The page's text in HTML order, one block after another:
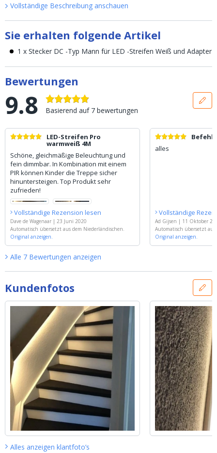
Vollständige Beschreibung anschauen
Sie erhalten folgende Artikel
1 x Stecker DC -Typ Mann für LED -Streifen Weiß und Adapter
Bewertungen
9.8 Basierend auf 7 bewertungen
LED-Streifen Pro
warmweiß 4M
Schöne, gleichmäßige Beleuchtung und
fein dimmbar. In Kombination mit einem
PIR können Kinder die Treppe sicher
hinuntersteigen. Top Produkt sehr
zufrieden!
Vollständige Rezension lesen
Dave de Wagenaar | 23 Juni 2020
Automatisch übersetzt aus dem Niederländischen.
Original anzeigen.
Befehl
alles
Vollständige
Ad Gijsen | 11 Oktober
Automatisch übersetzt
Original anzeigen.
Alle 7 Bewertungen anzeigen
Kundenfotos
Alles anzeigen klantfoto’s